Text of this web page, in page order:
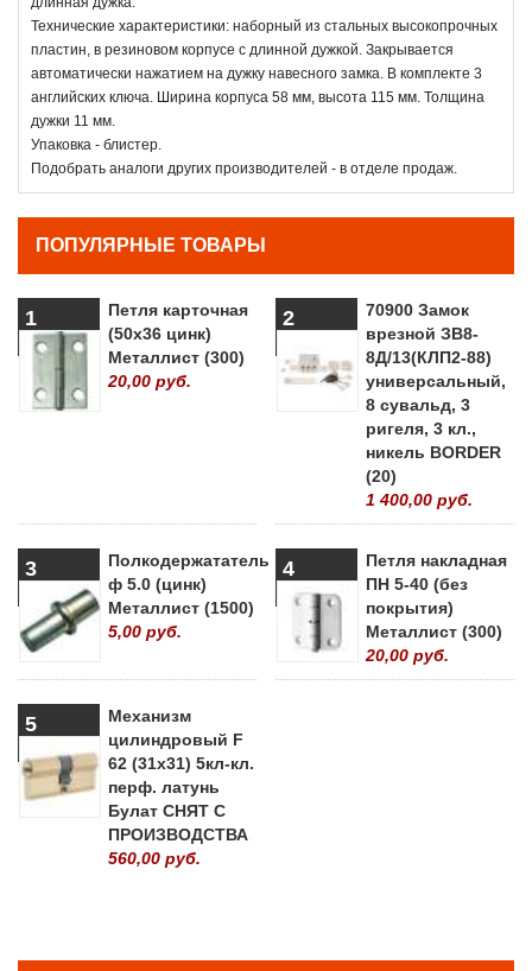
Технические характеристики: наборный из стальных высокопрочных
пластин, в резиновом корпусе с длинной дужкой. Закрывается
автоматически нажатием на дужку навесного замка. В комплекте 3
английских ключа. Ширина корпуса 58 мм, высота 115 мм. Толщина
дужки 11 мм.
Упаковка - блистер.
Подобрать аналоги других производителей - в отделе продаж.
ПОПУЛЯРНЫЕ ТОВАРЫ
1
Петля карточная
(50х36 цинк)
Металлист (300)
20,00 руб.
2
70900 Замок
врезной ЗВ8-
8Д/13(КЛП2-88)
универсальный,
8 сувальд, 3
ригеля, 3 кл.,
никель BORDER
(20)
1 400,00 руб.
3
Полкодержататель
ф 5.0 (цинк)
Металлист (1500)
5,00 руб.
4
Петля накладная
ПН 5-40 (без
покрытия)
Металлист (300)
20,00 руб.
5
Механизм
цилиндровый F
62 (31х31) 5кл-кл.
перф. латунь
Булат СНЯТ С
ПРОИЗВОДСТВА
560,00 руб.